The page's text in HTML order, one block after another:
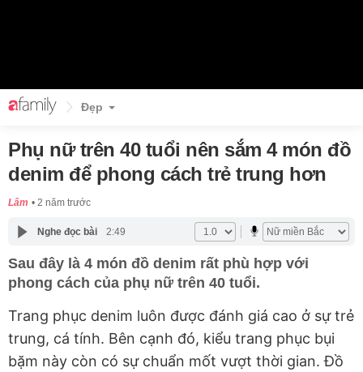
Đẹp
Phụ nữ trên 40 tuổi nên sắm 4 món đồ
denim để phong cách trẻ trung hơn
Lâm 2 năm trước
Nghe đọc bài 2:49
Sau đây là 4 món đồ denim rất phù hợp với
phong cách của phụ nữ trên 40 tuổi.
Trang phục denim luôn được đánh giá cao ở sự trẻ
trung, cá tính. Bên cạnh đó, kiểu trang phục bụi
bặm này còn có sự chuẩn mốt vượt thời gian. Đồ